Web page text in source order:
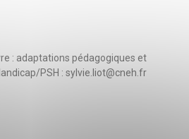
: adaptations pédagogiques et
PSH : sylvie.liot@cneh.fr